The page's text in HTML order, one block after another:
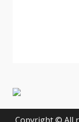
Copyright © All